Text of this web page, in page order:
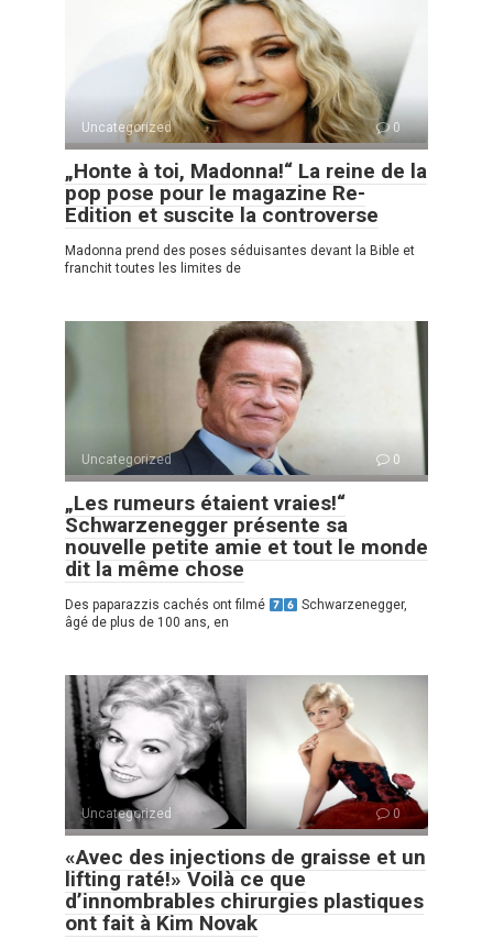
Uncategorized 0
„Honte à toi, Madonna!“ La reine de la
pop pose pour le magazine Re-
Edition et suscite la controverse
Madonna prend des poses séduisantes devant la Bible et
franchit toutes les limites de
Uncategorized 0
„Les rumeurs étaient vraies!“
Schwarzenegger présente sa
nouvelle petite amie et tout le monde
dit la même chose
Des paparazzis cachés ont filmé
Schwarzenegger,
âgé de plus de 100 ans, en
Uncategorized 0
«Avec des injections de graisse et un
lifting raté!» Voilà ce que
d’innombrables chirurgies plastiques
ont fait à Kim Novak